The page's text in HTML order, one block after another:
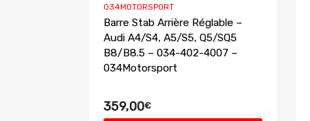
034MOTORSPORT
Barre Stab Arrière Réglable –
Audi A4/S4, A5/S5, Q5/SQ5
B8/B8.5 – 034-402-4007 –
034Motorsport
359,00€